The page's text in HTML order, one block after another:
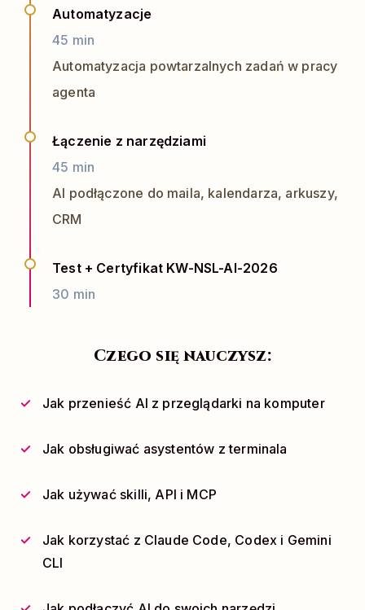
Automatyzacje
45 min
Automatyzacja powtarzalnych zadań w pracy
agenta
Łączenie z narzędziami
45 min
AI podłączone do maila, kalendarza, arkuszy,
CRM
Test + Certyfikat KW-NSL-AI-2026
30 min
Czego się nauczysz:
Jak przenieść AI z przeglądarki na komputer
Jak obsługiwać asystentów z terminala
Jak używać skilli, API i MCP
Jak korzystać z Claude Code, Codex i Gemini
CLI